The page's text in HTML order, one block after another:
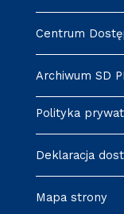
Centrum
Archiwum SD
Polityka
Deklaracja
Mapa strony